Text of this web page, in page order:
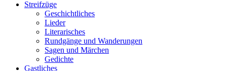
Streifzüge
Geschichtliches
Lieder
Literarisches
Rundgänge und Wanderungen
Sagen und Märchen
Gedichte
Gastliches